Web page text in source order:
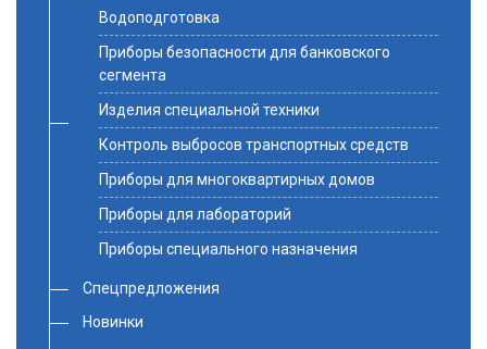
Водоподготовка
Приборы безопасности для банковского
сегмента
Изделия специальной техники
Контроль выбросов транспортных средств
Приборы для многоквартирных домов
Приборы для лабораторий
Приборы специального назначения
Спецпредложения
Новинки